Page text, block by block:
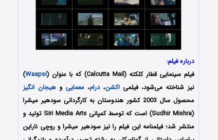
درباره فیلم:
فیلم سینمایی قطار کلکته (Calcutta Mail) که با عنوان (
Waapsi
)
نیز شناخته می‌شود، فیلمی اکشن،درام، معماییو هیجان انگیز
محصول سال 2003 کشور هندوستان به کارگردانی سودهیر میشرا
(Sudhir Mishra) است که توسط کمپانی Siri Media Arts تولید و
منتشر شد؛ فیلمنامه این فیلم را نیز سودهیر میشرا و روچی ناراین